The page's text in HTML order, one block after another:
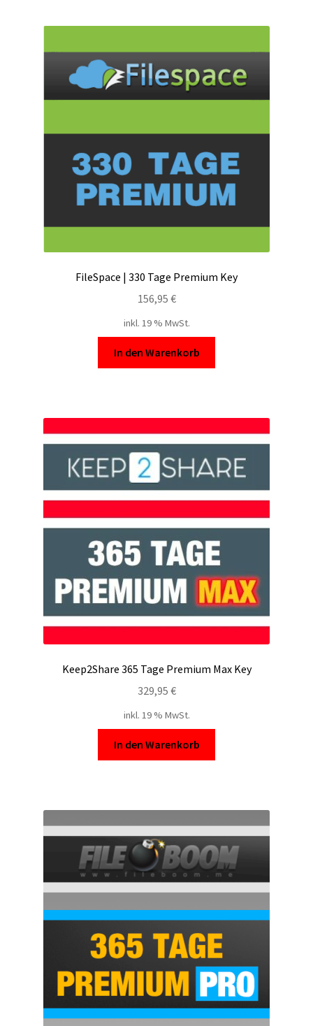
FileSpace | 330 Tage Premium Key
156,95 €
inkl. 19 % MwSt.
In den Warenkorb
Keep2Share 365 Tage Premium Max Key
329,95 €
inkl. 19 % MwSt.
In den Warenkorb